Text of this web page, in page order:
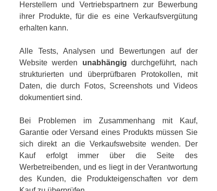
Herstellern und Vertriebspartnern zur Bewerbung
ihrer Produkte, für die es eine Verkaufsvergütung
erhalten kann.
Alle Tests, Analysen und Bewertungen auf der
Website werden unabhängig durchgeführt, nach
strukturierten und überprüfbaren Protokollen, mit
Daten, die durch Fotos, Screenshots und Videos
dokumentiert sind.
Bei Problemen im Zusammenhang mit Kauf,
Garantie oder Versand eines Produkts müssen Sie
sich direkt an die Verkaufswebsite wenden. Der
Kauf erfolgt immer über die Seite des
Werbetreibenden, und es liegt in der Verantwortung
des Kunden, die Produkteigenschaften vor dem